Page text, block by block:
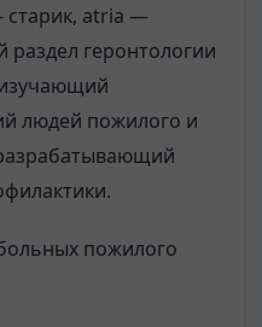
старик, atria —
геронтологии
людей пожилого и
пожилого